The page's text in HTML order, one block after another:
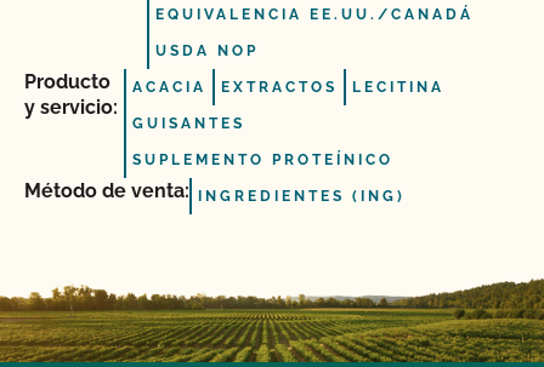
EQUIVALENCIA EE.UU./CANADÁ
USDA NOP
Producto
y servicio:
ACACIA EXTRACTOS LECITINA
GUISANTES
SUPLEMENTO PROTEÍNICO
Método de venta: INGREDIENTES (ING)